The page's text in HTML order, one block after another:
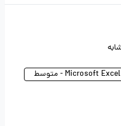
Microsoft Excel - متوسط